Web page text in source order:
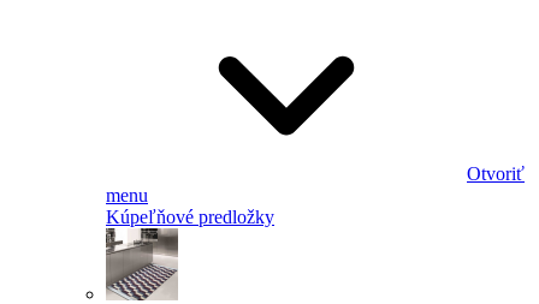
Otvoriť
menu
Kúpeľňové predložky